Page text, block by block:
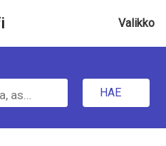
Valikko
HAE